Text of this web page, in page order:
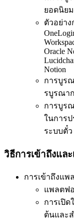
ยอดนิย
ตัวอย่าง
Oracle
Notion
การบูร
รบูรณา
การบูร
ในการป
ระบบตั๋
วิธีการเข้าถึงแล
การเข้าถึงแพ
แพลตฟอ
การเปิ
ต้นและ